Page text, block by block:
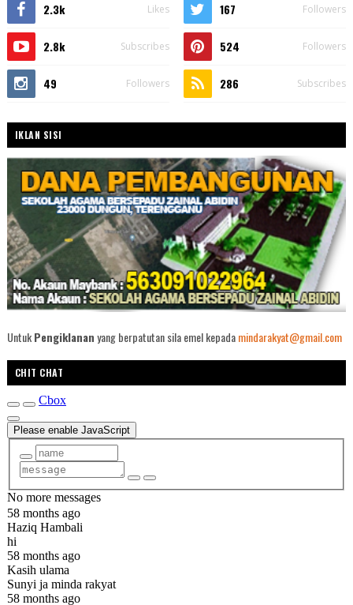
2.3k Likes 167 Followers
2.8k Subscribes 524 Followers
49 Followers 286 Subscribes
IKLAN SISI
UntukPengiklananyang berpatutan sila emel kepadamindarakyat@gmail.com
CHIT CHAT